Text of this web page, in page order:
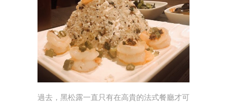
過去，黑松露一直只有在高貴的法式餐廳才可